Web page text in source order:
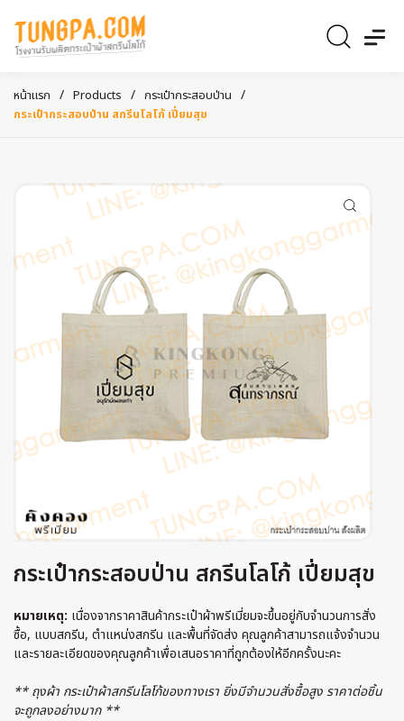
หน้าแรก / Products / กระเป๋ากระสอบป่าน /
กระเป๋ากระสอบป่าน สกรีนโลโก้ เปี่ยมสุข
กระเป๋ากระสอบป่าน สกรีนโลโก้ เปี่ยมสุข
หมายเหตุ: เนื่องจากราคาสินค้ากระเป๋าผ้าพรีเมี่ยมจะขึ้นอยู่กับจำนวนการสั่ง
ซื้อ, แบบสกรีน, ตำแหน่งสกรีน และพื้นที่จัดส่ง คุณลูกค้าสามารถแจ้งจำนวน
และรายละเอียดของคุณลูกค้าเพื่อเสนอราคาที่ถูกต้องให้อีกครั้งนะคะ
** ถุงผ้า กระเป๋าผ้าสกรีนโลโก้ของทางเรา ยิ่งมีจำนวนสั่งซื้อสูง ราคาต่อชิ้น
จะถูกลงอย่างมาก **